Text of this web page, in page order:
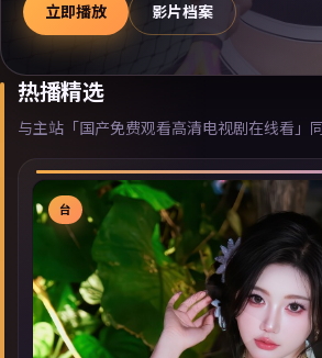
立即播放 影片档案
热播精选
与主站「国产免费观看高清电视剧在线看」
▶
台